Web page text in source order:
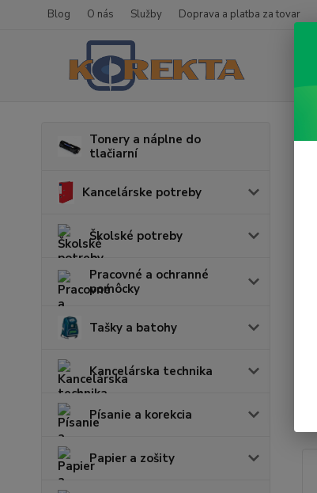
Blog O nás Služby Doprava a platba za tovar
Tonery a náplne do
tlačiarní
Kancelárske potreby
Školské potreby
Pracovné a ochranné
pomôcky
Tašky a batohy
Kancelárska technika
Písanie a korekcia
Papier a zošity